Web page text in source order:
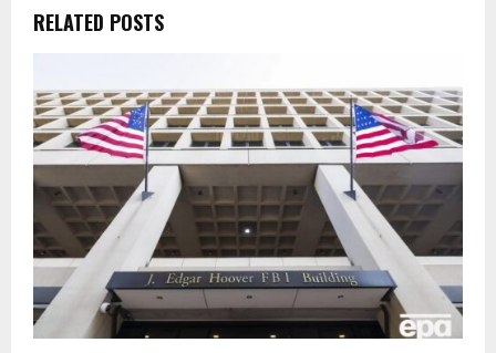
RELATED POSTS